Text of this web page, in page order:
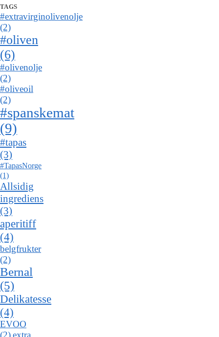
TAGS
#extravirginolivenolje
(2)
#oliven
(6)
#olivenolje
(2)
#oliveoil
(2)
#spanskemat
(9)
#tapas
(3)
#TapasNorge
(1)
Allsidig
ingrediens
(3)
aperitiff
(4)
belgfrukter
(2)
Bernal
(5)
Delikatesse
(4)
EVOO
(2)extra